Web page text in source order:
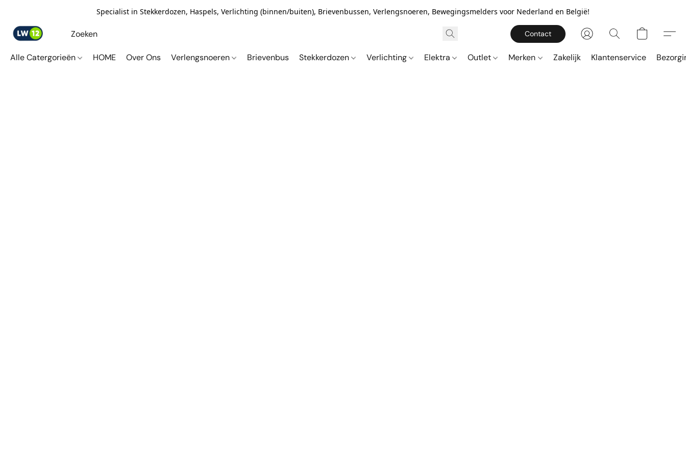
Specialist in Stekkerdozen, Haspels, Verlichting (binnen/buiten), Brievenbussen, Verlengsnoeren, Bewegingsmelders voor Nederland en België!
Contact
Alle Catergorieën HOME Over Ons Verlengsnoeren Brievenbus Stekkerdozen Verlichting Elektra Outlet Merken Zakelijk Klantenservice